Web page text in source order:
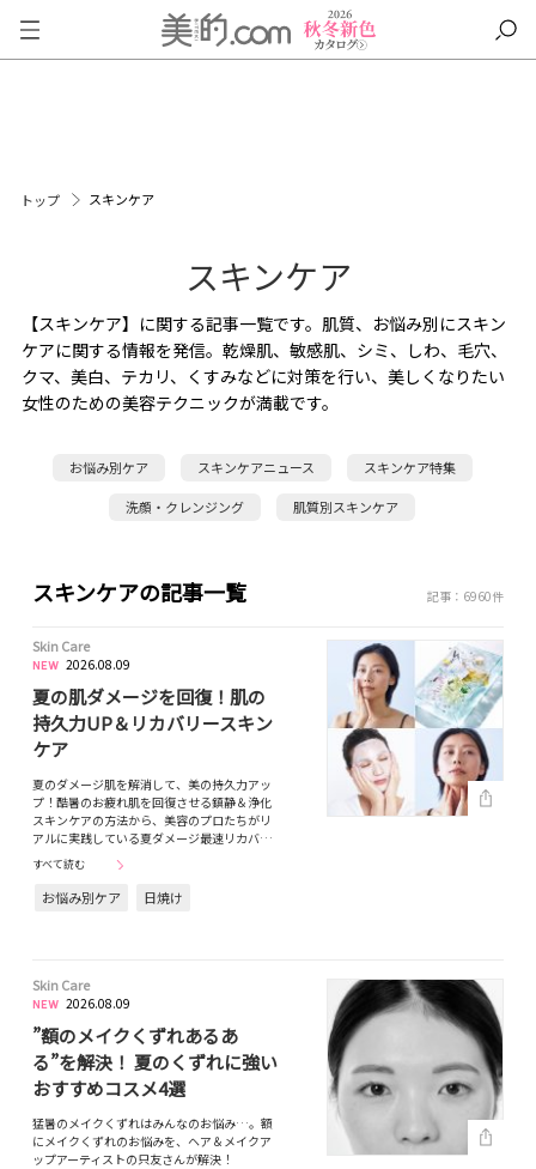
トップ スキンケア
スキンケア
【スキンケア】に関する記事一覧です。肌質、お悩み別にスキン
ケアに関する情報を発信。乾燥肌、敏感肌、シミ、しわ、毛穴、
クマ、美白、テカリ、くすみなどに対策を行い、美しくなりたい
女性のための美容テクニックが満載です。
お悩み別ケア スキンケアニュース スキンケア特集
洗顔・クレンジング 肌質別スキンケア
スキンケアの記事一覧 記事：6960件
Skin Care
2026.08.09
夏の肌ダメージを回復！肌の
持久力UP＆リカバリースキン
ケア
夏のダメージ肌を解消して、美の持久力アッ
プ！酷暑のお疲れ肌を回復させる鎮静＆浄化
スキンケアの方法から、美容のプロたちがリ
アルに実践している夏ダメージ最速リカバ…
すべて読む
お悩み別ケア 日焼け
Skin Care
2026.08.09
”額のメイクくずれあるあ
る”を解決！ 夏のくずれに強い
おすすめコスメ4選
猛暑のメイクくずれはみんなのお悩み…。額
にメイクくずれのお悩みを、ヘア＆メイクア
ップアーティストの只友さんが解決！